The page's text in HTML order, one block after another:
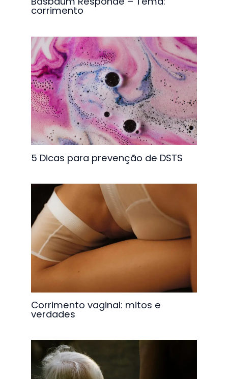
corrimento
5 Dicas para prevenção de DSTS
Corrimento vaginal: mitos e
verdades